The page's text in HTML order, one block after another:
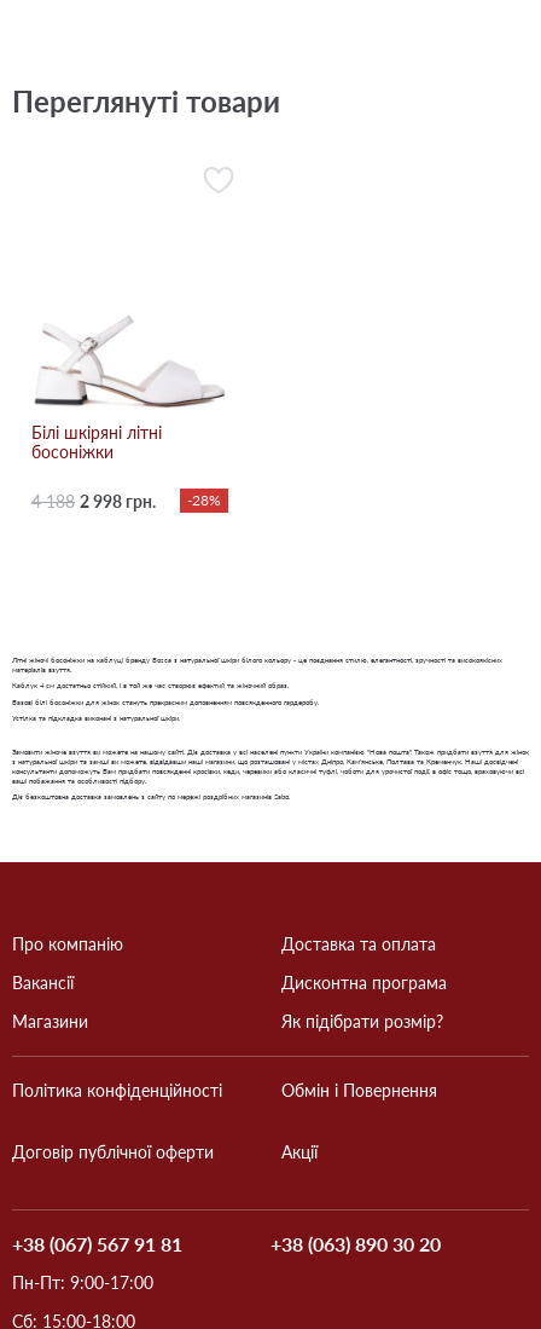
Переглянуті товари
Білі шкіряні літні
босоніжки
4 188 2 998 грн. -28%
Літні жіночі босоніжки на каблуці бренду Bosca з натуральної шкіри білого кольору - це поєднання стилю, елегантності, зручності та високоякісних
матеріалів взуття.
Каблук 4 см достатньо стійкий, і в той же час створює ефектий та жіночний образ.
Базові білі босоніжки для жінок стануть прекрасним доповненням повсякденного гардеробу.
Устілка та підкладка виконані з натуральної шкіри.
Замовити жіноче взуття ви можете на нашому сайті. Діє доставка у всі населені пункти України компанією "Нова пошта". Також придбати взуття для жінок
з натуральної шкіри та замші ви можете, відвідавши наші магазини, що розташовані у містах Дніпро, Кам'янське, Полтава та Кременчук. Наші досвідчені
консультанти допоможуть Вам придбати повсякденні кросівки, кеди, черевики або класичні туфлі, чоботи для урочистої події, в офіс тощо, враховуючи всі
ваші побажання та особливості підбору.
Діє безкоштовна доставка замовлень з сайту по мережі роздрібних магазинів Sabo.
Про компанію
Вакансії
Магазини
Доставка та оплата
Дисконтна програма
Як підібрати розмір?
Політика конфіденційності
Договір публічної оферти
Обмін і Повернення
Акції
+38 (067) 567 91 81 +38 (063) 890 30 20
Пн-Пт: 9:00-17:00
Сб: 15:00-18:00